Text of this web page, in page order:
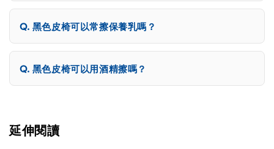
黑色皮椅可以常擦保養乳嗎？
黑色皮椅可以用酒精擦嗎？
延伸閱讀